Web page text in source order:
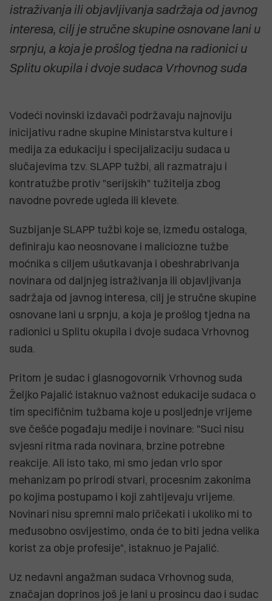
istraživanja ili objavljivanja sadržaja od javnog
interesa, cilj je stručne skupine osnovane lani u
srpnju, a koja je prošlog tjedna na radionici u
Splitu okupila i dvoje sudaca Vrhovnog suda
Vodeći novinski izdavači podržavaju najnoviju
inicijativu radne skupine Ministarstva kulture i
medija za edukaciju i specijalizaciju sudaca u
slučajevima tzv. SLAPP tužbi, ali razmatraju i
kontratužbe protiv "serijskih" tužitelja zbog
navodne povrede ugleda ili klevete.
Suzbijanje SLAPP tužbi koje se, između ostaloga,
definiraju kao neosnovane i maliciozne tužbe
moćnika s ciljem ušutkavanja i obeshrabrivanja
novinara od daljnjeg istraživanja ili objavljivanja
sadržaja od javnog interesa, cilj je stručne skupine
osnovane lani u srpnju, a koja je prošlog tjedna na
radionici u Splitu okupila i dvoje sudaca Vrhovnog
suda.
Pritom je sudac i glasnogovornik Vrhovnog suda
Željko Pajalić istaknuo važnost edukacije sudaca o
tim specifičnim tužbama koje u posljednje vrijeme
sve češće pogađaju medije i novinare: "Suci nisu
svjesni ritma rada novinara, brzine potrebne
reakcije. Ali isto tako, mi smo jedan vrlo spor
mehanizam po prirodi stvari, procesnim zakonima
po kojima postupamo i koji zahtijevaju vrijeme.
Novinari nisu spremni malo pričekati i ukoliko mi to
međusobno osvijestimo, onda će to biti jedna velika
korist za obje profesije", istaknuo je Pajalić.
Uz nedavni angažman sudaca Vrhovnog suda,
značajan doprinos još je lani u prosincu dao i sudac